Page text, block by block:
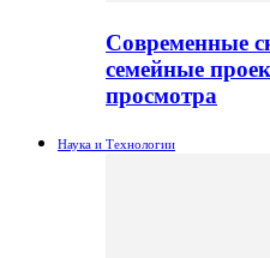
Современные
семейные
просмотра
Наука и Технологии